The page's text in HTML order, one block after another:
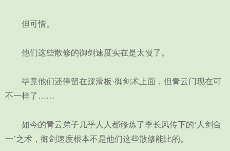
但可惜。
他们这些散修的御剑速度实在是太慢了。
毕竟他们还停留在踩滑板·御剑术上面，但青云门现在可
不一样了……
如今的青云弟子几乎人人都修炼了季长风传下的‘人剑合
一’之术，御剑速度根本不是他们这些散修能比的。